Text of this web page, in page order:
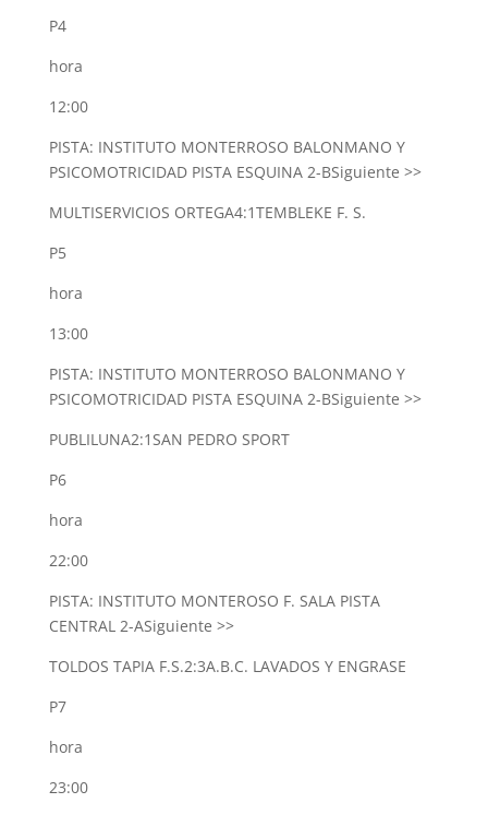
P4
hora
12:00
PISTA: INSTITUTO MONTERROSO BALONMANO Y
PSICOMOTRICIDAD PISTA ESQUINA 2-BSiguiente >>
MULTISERVICIOS ORTEGA4:1TEMBLEKE F. S.
P5
hora
13:00
PISTA: INSTITUTO MONTERROSO BALONMANO Y
PSICOMOTRICIDAD PISTA ESQUINA 2-BSiguiente >>
PUBLILUNA2:1SAN PEDRO SPORT
P6
hora
22:00
PISTA: INSTITUTO MONTEROSO F. SALA PISTA
CENTRAL 2-ASiguiente >>
TOLDOS TAPIA F.S.2:3A.B.C. LAVADOS Y ENGRASE
P7
hora
23:00